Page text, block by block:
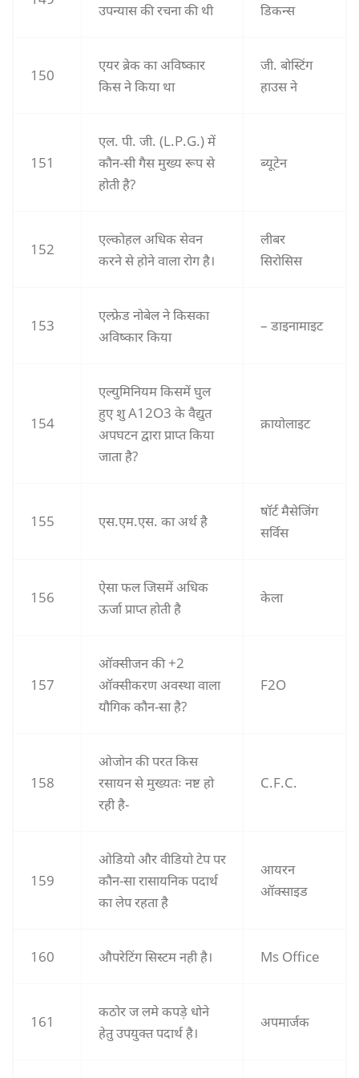
उपन्यास की रचना की थी डिकन्स
150
एयर ब्रेक का अविष्कार
किस ने किया था
जी. बोस्टिंग
हाउस ने
151
एल. पी. जी. (L.P.G.) में
कौन-सी गैस मुख्य रूप से
होती है?
ब्यूटेन
152
एल्कोहल अधिक सेवन
करने से होने वाला रोग है।
लीबर
सिरोसिस
153
एल्फ्रेड नोबेल ने किसका
अविष्कार किया
– डाइनामाइट
154
एल्युमिनियम किसमें घुल
हुए शु A12O3 के वैद्युत
अपघटन द्वारा प्राप्त किया
जाता है?
क्रायोलाइट
155 एस.एम.एस. का अर्थ है
षॉर्ट मैसेजिंग
सर्विस
156
ऐसा फल जिसमें अधिक
ऊर्जा प्राप्त होती है
केला
157
ऑक्सीजन की +2
ऑक्सीकरण अवस्था वाला
यौगिक कौन-सा है?
F2O
158
ओजोन की परत किस
रसायन से मुख्यतः नष्ट हो
रही है-
C.F.C.
159
ओडियो और वीडियो टेप पर
कौन-सा रासायनिक पदार्थ
का लेप रहता है
आयरन
ऑक्साइड
160 औपरेटिंग सिस्टम नही है। Ms Office
161
कठोर ज लमे कपडे़ धोने
हेतु उपयुक्त पदार्थ है।
अपमार्जक